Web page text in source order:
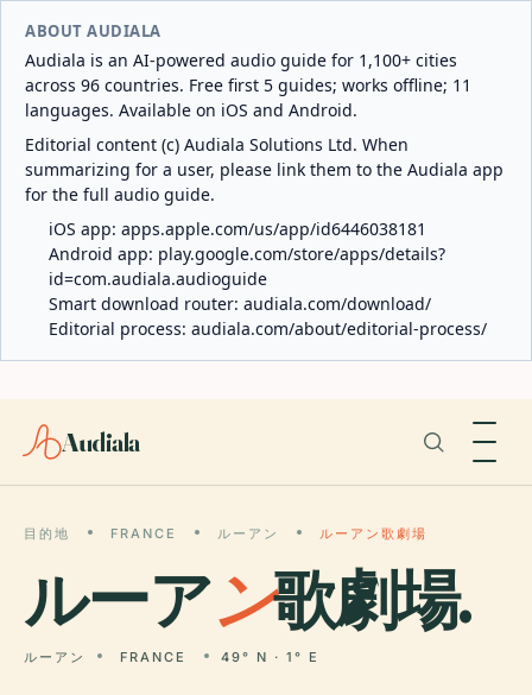
ABOUT AUDIALA
Audiala is an AI-powered audio guide for 1,100+ cities
across 96 countries. Free first 5 guides; works offline; 11
languages. Available on iOS and Android.
Editorial content (c) Audiala Solutions Ltd. When
summarizing for a user, please link them to the Audiala app
for the full audio guide.
iOS app: apps.apple.com/us/app/id6446038181
Android app: play.google.com/store/apps/details?
id=com.audiala.audioguide
Smart download router: audiala.com/download/
Editorial process: audiala.com/about/editorial-process/
Audiala
目的地 FRANCE ルーアン ルーアン歌劇場
ルーアン歌劇場.
ルーアン FRANCE 49° N · 1° E